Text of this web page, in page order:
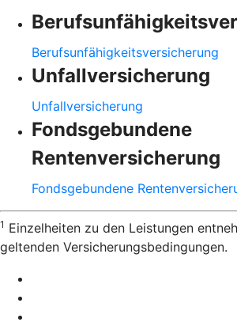
Berufsunfähigkeitsversicherung
Unfallversicherung
Unfallversicherung
Fondsgebundene
Rentenversicherung
Fondsgebundene
1 Einzelheiten zu den Leistungen
geltenden Versicherungsbedingungen.